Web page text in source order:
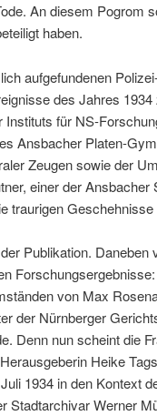
An diesem Pogrom
haben.
aufgefundenen
des Jahres
für NS-
Ansbacher Platen-
Zeugen sowie der
einer der Ansbacher
traurigen
Publikation. Daneben
von Max
der Nürnberger
Denn nun scheint die
Heike
1934 in den Kontext
Stadtarchivar Werner